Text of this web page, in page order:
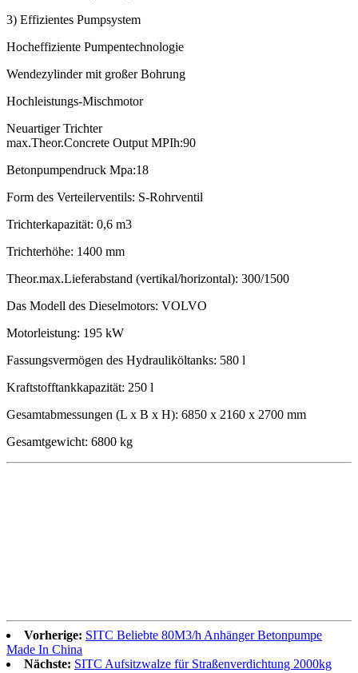
3) Effizientes Pumpsystem
Hocheffiziente Pumpentechnologie
Wendezylinder mit großer Bohrung
Hochleistungs-Mischmotor
Neuartiger Trichter
max.Theor.Concrete Output MPIh:90
Betonpumpendruck Mpa:18
Form des Verteilerventils: S-Rohrventil
Trichterkapazität: 0,6 m3
Trichterhöhe: 1400 mm
Theor.max.Lieferabstand (vertikal/horizontal): 300/1500
Das Modell des Dieselmotors: VOLVO
Motorleistung: 195 kW
Fassungsvermögen des Hydrauliköltanks: 580 l
Kraftstofftankkapazität: 250 l
Gesamtabmessungen (L x B x H): 6850 x 2160 x 2700 mm
Gesamtgewicht: 6800 kg
Vorherige: SITC Beliebte 80M3/h Anhänger Betonpumpe
Made In China
Nächste: SITC Aufsitzwalze für Straßenverdichtung 2000kg